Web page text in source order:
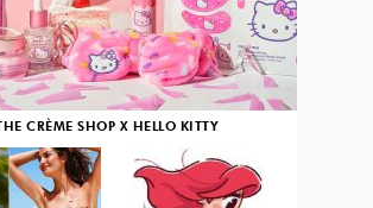
THE CRÈME SHOP X HELLO KITTY
3